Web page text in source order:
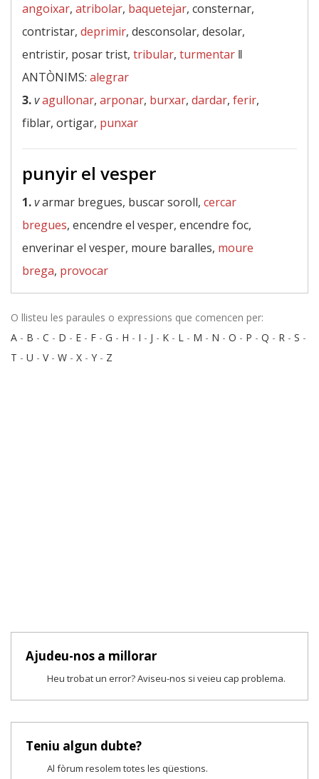
angoixar, atribolar, baquetejar, consternar,
contristar, deprimir, desconsolar, desolar,
entristir, posar trist, tribular, turmentar ‖
ANTÒNIMS: alegrar
3.vagullonar, arponar, burxar, dardar, ferir,
fiblar, ortigar, punxar
punyir el vesper
1.varmar bregues, buscar soroll, cercar
bregues, encendre el vesper, encendre foc,
enverinar el vesper, moure baralles, moure
brega, provocar
O llisteu les paraules o expressions que comencen per:
A - B - C - D - E - F - G - H - I - J - K - L - M - N - O - P - Q - R - S -
T - U - V- W - X - Y - Z
Ajudeu-nos a millorar
Heu trobat un error? Aviseu-nos si veieu cap problema.
Teniu algun dubte?
Al fòrum resolem totes les qüestions.